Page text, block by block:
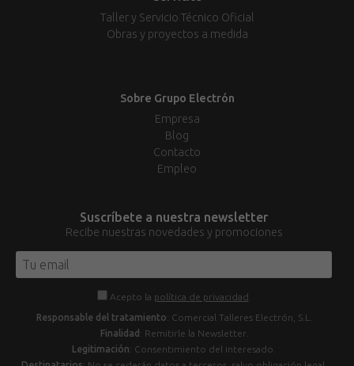
Taller y Servicio Técnico Oficial
Obras y proyectos a medida
Sobre Grupo Electrón
Empresa
Blog
Contacto
Empleo
Suscríbete a nuestra newsletter
Recibe nuestras novedades y promociones
Acepto la política de privacidad
Responsable del tratamiento: Comercial Talleres Electrón, S.L.
Finalidad : Remitirle la Newsletter.
Legitimación: Consentimiento del interesado.